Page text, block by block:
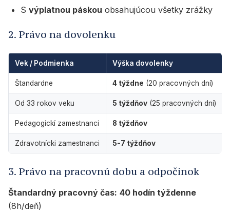
S výplatnou páskou obsahujúcou všetky zrážky
2. Právo na dovolenku
Vek / Podmienka Výška dovolenky
Štandardne 4 týždne (20 pracovných dní)
Od 33 rokov veku 5 týždňov (25 pracovných dní)
Pedagogickí zamestnanci 8 týždňov
Zdravotnícki zamestnanci 5-7 týždňov
3. Právo na pracovnú dobu a odpočinok
Štandardný pracovný čas: 40 hodín týždenne
(8h/deň)